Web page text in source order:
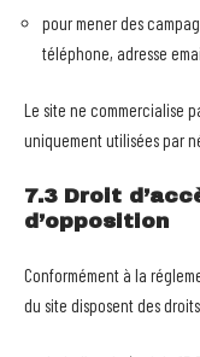
pour mener des
téléphone, adresse
Le site ne commercialise
uniquement utilisées par
7.3 Droit
d’opposition
Conformément à la
du site disposent des